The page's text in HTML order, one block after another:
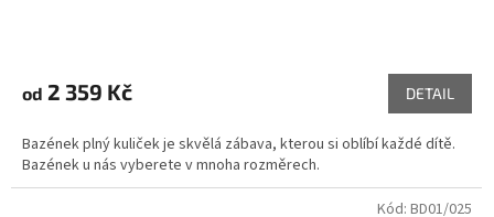
od 2 359 Kč DETAIL
Bazének plný kuliček je skvělá zábava, kterou si oblíbí každé dítě.
Bazének u nás vyberete v mnoha rozměrech.
Kód: BD01/025